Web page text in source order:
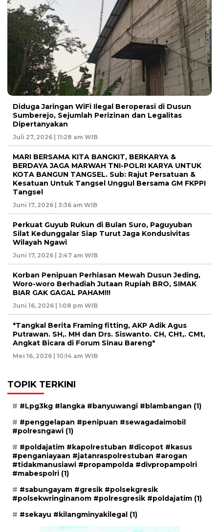
Diduga Jaringan WiFi Ilegal Beroperasi di Dusun
Sumberejo, Sejumlah Perizinan dan Legalitas
Dipertanyakan
Juli 27, 2026 | 11:28 am WIB
MARI BERSAMA KITA BANGKIT, BERKARYA &
BERDAYA JAGA MARWAH TNI-POLRI KARYA UNTUK
KOTA BANGUN TANGSEL. Sub: Rajut Persatuan &
Kesatuan Untuk Tangsel Unggul Bersama GM FKPPI
Tangsel
Juni 17, 2026 | 3:36 am WIB
Perkuat Guyub Rukun di Bulan Suro, Paguyuban
Silat Kedunggalar Siap Turut Jaga Kondusivitas
Wilayah Ngawi
Juni 17, 2026 | 2:47 am WIB
Korban Penipuan Perhiasan Mewah Dusun Jeding,
Woro-woro Berhadiah Jutaan Rupiah BRO, SIMAK
BIAR GAK GAGAL PAHAM!!!
Juni 16, 2026 | 1:08 pm WIB
*Tangkal Berita Framing fitting, AKP Adik Agus
Putrawan. SH,. MH dan Drs. Siswanto. CH, CHt,. CMt,
Angkat Bicara di Forum Sinau Bareng*
Mei 16, 2026 | 10:14 am WIB
TOPIK TERKINI
#Lpg3kg #langka #banyuwangi #blambangan (1)
#penggelapan #penipuan #sewagadaimobil
#polresngawi (1)
#poldajatim #kapolrestuban #dicopot #kasus
#penganiayaan #jatanraspolrestuban #arogan
#tidakmanusiawi #propampolda #divpropampolri
#mabespolri (1)
#sabungayam #gresik #polsekgresik
#polsekwringinanom #polresgresik #poldajatim (1)
#sekayu #kilangminyakilegal (1)